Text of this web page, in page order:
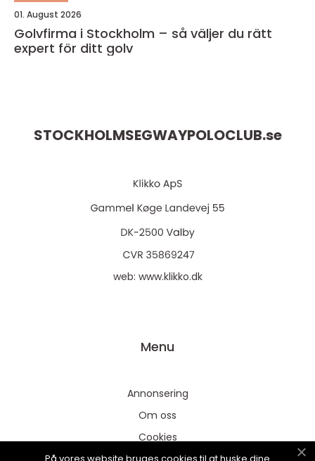
01. August 2026
Golvfirma i Stockholm – så väljer du rätt
expert för ditt golv
STOCKHOLMSEGWAYPOLOCLUB.se
web: www.klikko.dk
Menu
Annonsering
Om oss
Cookies